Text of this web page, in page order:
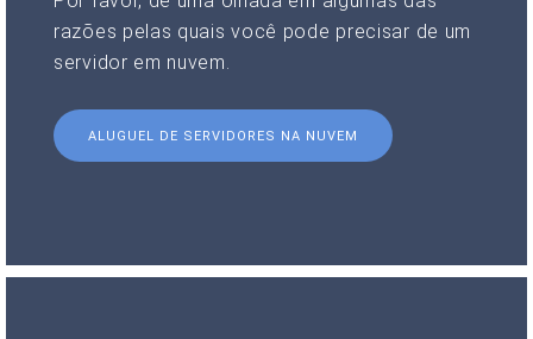
razões pelas quais você pode precisar de um
servidor em nuvem.
ALUGUEL DE SERVIDORES NA NUVEM